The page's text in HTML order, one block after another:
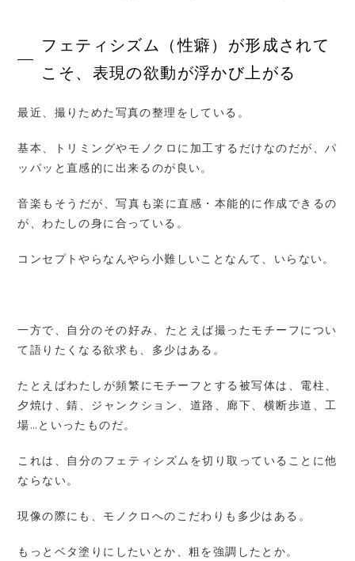
フェティシズム（性癖）が形成されて
こそ、表現の欲動が浮かび上がる
最近、撮りためた写真の整理をしている。
基本、トリミングやモノクロに加工するだけなのだが、パ
ッパッと直感的に出来るのが良い。
音楽もそうだが、写真も楽に直感・本能的に作成できるの
が、わたしの身に合っている。
コンセプトやらなんやら小難しいことなんて、いらない。
一方で、自分のその好み、たとえば撮ったモチーフについ
て語りたくなる欲求も、多少はある。
たとえばわたしが頻繁にモチーフとする被写体は、電柱、
夕焼け、錆、ジャンクション、道路、廊下、横断歩道、工
場…といったものだ。
これは、自分のフェティシズムを切り取っていることに他
ならない。
現像の際にも、モノクロへのこだわりも多少はある。
もっとベタ塗りにしたいとか、粗を強調したとか。